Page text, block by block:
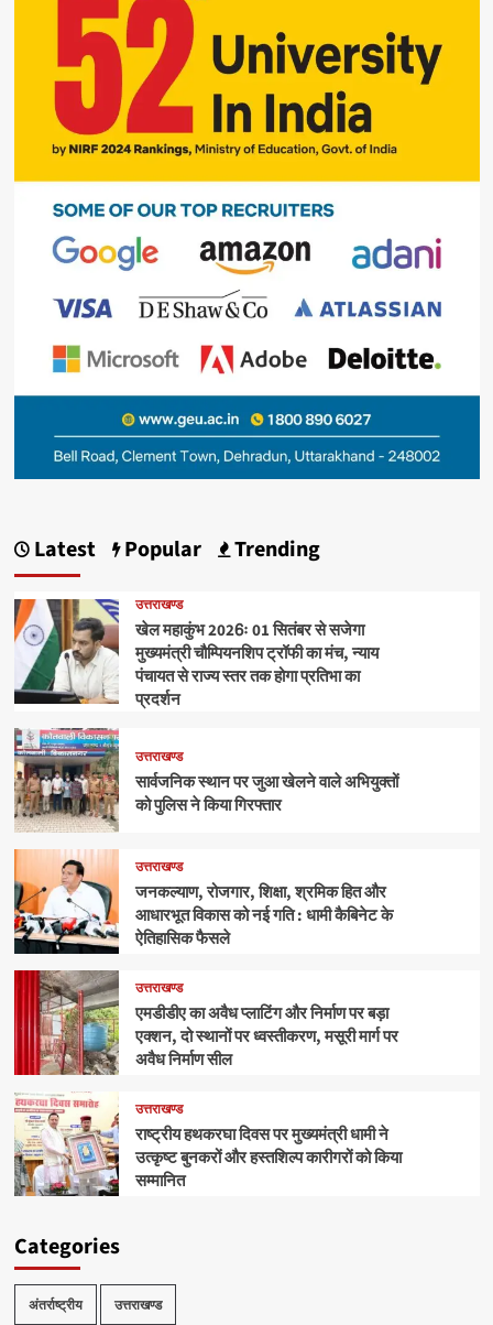
Latest Popular Trending
उत्तराखण्ड
खेल महाकुंभ 2026ः 01 सितंबर से सजेगा
मुख्यमंत्री चौम्पियनशिप ट्रॉफी का मंच, न्याय
पंचायत से राज्य स्तर तक होगा प्रतिभा का
प्रदर्शन
उत्तराखण्ड
सार्वजनिक स्थान पर जुआ खेलने वाले अभियुक्तों
को पुलिस ने किया गिरफ्तार
उत्तराखण्ड
जनकल्याण, रोजगार, शिक्षा, श्रमिक हित और
आधारभूत विकास को नई गति : धामी कैबिनेट के
ऐतिहासिक फैसले
उत्तराखण्ड
एमडीडीए का अवैध प्लाटिंग और निर्माण पर बड़ा
एक्शन, दो स्थानों पर ध्वस्तीकरण, मसूरी मार्ग पर
अवैध निर्माण सील
उत्तराखण्ड
राष्ट्रीय हथकरघा दिवस पर मुख्यमंत्री धामी ने
उत्कृष्ट बुनकरों और हस्तशिल्प कारीगरों को किया
सम्मानित
Categories
अंतर्राष्ट्रीय उत्तराखण्ड